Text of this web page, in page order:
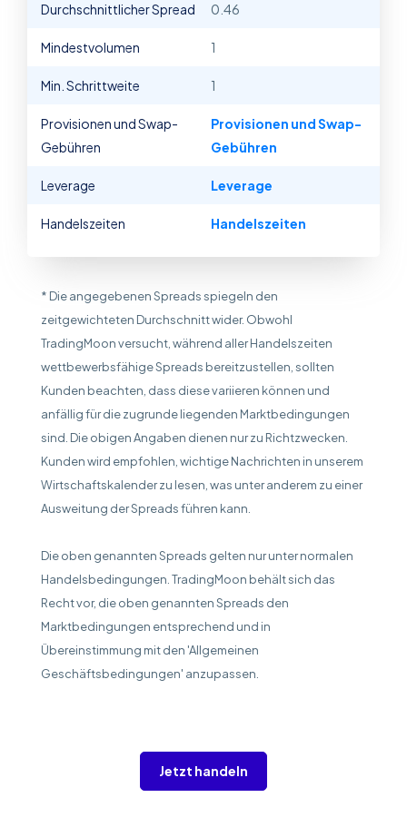
Durchschnittlicher Spread 0.46
Mindestvolumen 1
Min. Schrittweite 1
Provisionen und Swap-
Gebühren
Provisionen und Swap-
Gebühren
Leverage Leverage
Handelszeiten Handelszeiten
* Die angegebenen Spreads spiegeln den
zeitgewichteten Durchschnitt wider. Obwohl
TradingMoon versucht, während aller Handelszeiten
wettbewerbsfähige Spreads bereitzustellen, sollten
Kunden beachten, dass diese variieren können und
anfällig für die zugrunde liegenden Marktbedingungen
sind. Die obigen Angaben dienen nur zu Richtzwecken.
Kunden wird empfohlen, wichtige Nachrichten in unserem
Wirtschaftskalender zu lesen, was unter anderem zu einer
Ausweitung der Spreads führen kann.
Die oben genannten Spreads gelten nur unter normalen
Handelsbedingungen. TradingMoon behält sich das
Recht vor, die oben genannten Spreads den
Marktbedingungen entsprechend und in
Übereinstimmung mit den 'Allgemeinen
Geschäftsbedingungen' anzupassen.
Jetzt handeln